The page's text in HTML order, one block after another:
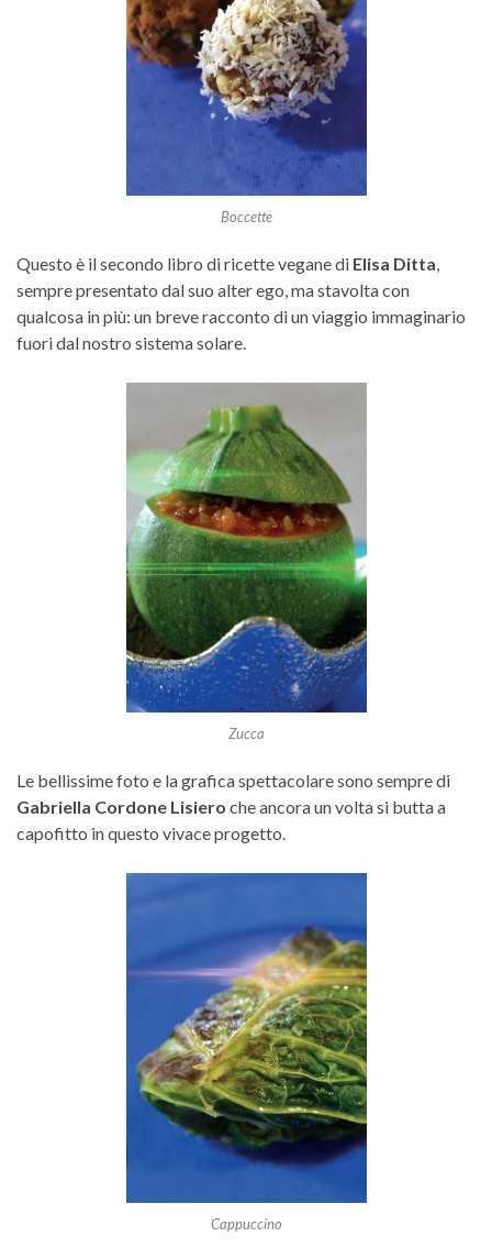
Boccette
Questo è il secondo libro di ricette vegane di Elisa Ditta
sempre presentato dal suo alter ego, ma stavolta con
qualcosa in più: un breve racconto di un viaggio immaginario
fuori dal nostro sistema solare.
Zucca
Le bellissime foto e la grafica spettacolare sono sempre di
Gabriella Cordone Lisiero che ancora un volta si butta a
capofitto in questo vivace progetto.
Cappuccino